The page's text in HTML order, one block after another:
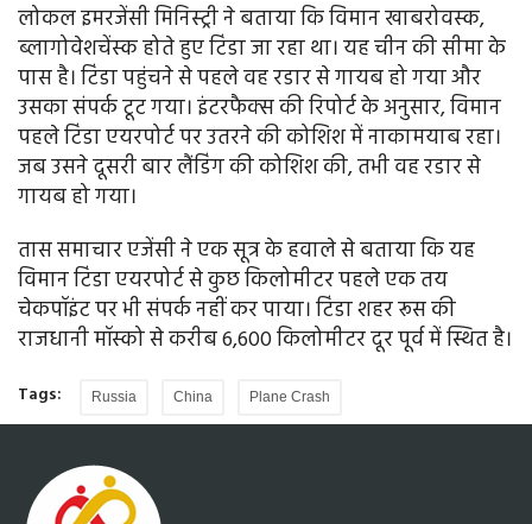
लोकल इमरजेंसी मिनिस्ट्री ने बताया कि विमान खाबरोवस्क,
ब्लागोवेशचेंस्क होते हुए टिंडा जा रहा था। यह चीन की सीमा के
पास है। टिंडा पहुंचने से पहले वह रडार से गायब हो गया और
उसका संपर्क टूट गया। इंटरफैक्स की रिपोर्ट के अनुसार, विमान
पहले टिंडा एयरपोर्ट पर उतरने की कोशिश में नाकामयाब रहा।
जब उसने दूसरी बार लैंडिंग की कोशिश की, तभी वह रडार से
गायब हो गया।
तास समाचार एजेंसी ने एक सूत्र के हवाले से बताया कि यह
विमान टिंडा एयरपोर्ट से कुछ किलोमीटर पहले एक तय
चेकपॉइंट पर भी संपर्क नहीं कर पाया। टिंडा शहर रूस की
राजधानी मॉस्को से करीब 6,600 किलोमीटर दूर पूर्व में स्थित है।
Tags: Russia China Plane Crash